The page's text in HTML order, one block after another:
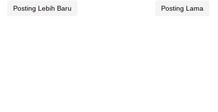
Posting Lebih Baru Posting Lama